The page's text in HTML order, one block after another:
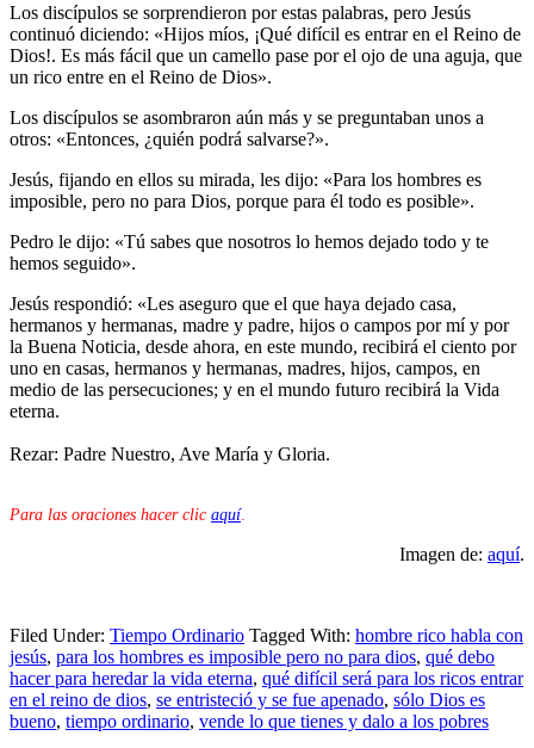
Los discípulos se sorprendieron por estas palabras, pero Jesús
continuó diciendo: «Hijos míos, ¡Qué difícil es entrar en el Reino de
Dios!. Es más fácil que un camello pase por el ojo de una aguja, que
un rico entre en el Reino de Dios».
Los discípulos se asombraron aún más y se preguntaban unos a
otros: «Entonces, ¿quién podrá salvarse?».
Jesús, fijando en ellos su mirada, les dijo: «Para los hombres es
imposible, pero no para Dios, porque para él todo es posible».
Pedro le dijo: «Tú sabes que nosotros lo hemos dejado todo y te
hemos seguido».
Jesús respondió: «Les aseguro que el que haya dejado casa,
hermanos y hermanas, madre y padre, hijos o campos por mí y por
la Buena Noticia, desde ahora, en este mundo, recibirá el ciento por
uno en casas, hermanos y hermanas, madres, hijos, campos, en
medio de las persecuciones; y en el mundo futuro recibirá la Vida
eterna.
Rezar: Padre Nuestro, Ave María y Gloria.
Para las oraciones hacer clic aquí.
Imagen de: aquí.
Filed Under: Tiempo Ordinario Tagged With: hombre rico habla con
jesús, para los hombres es imposible pero no para dios, qué debo
hacer para heredar la vida eterna, qué difícil será para los ricos entrar
en el reino de dios, se entristeció y se fue apenado, sólo Dios es
bueno, tiempo ordinario, vende lo que tienes y dalo a los pobres